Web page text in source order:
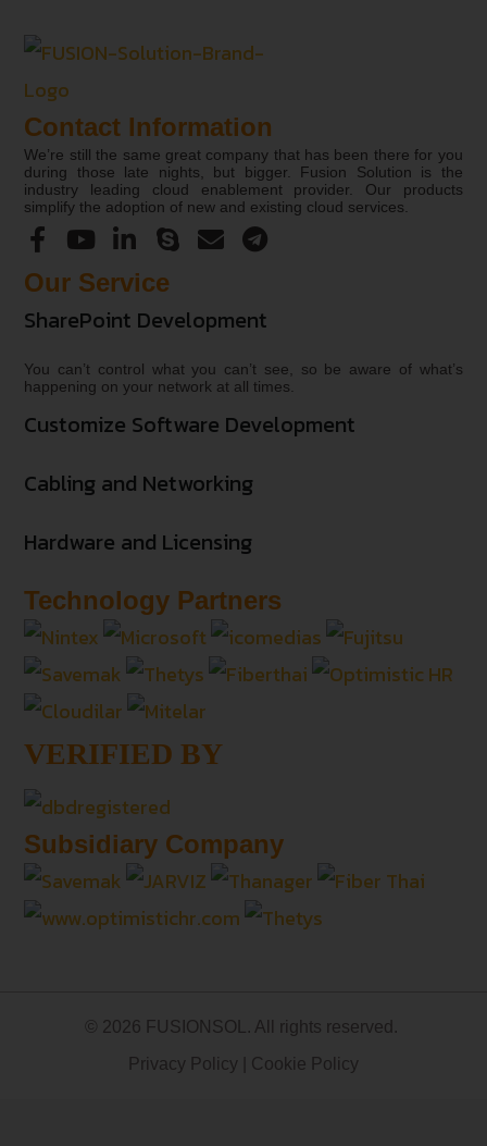
Contact Information
We’re still the same great company that has been there for you
during those late nights, but bigger. Fusion Solution is the
industry leading cloud enablement provider. Our products
simplify the adoption of new and existing cloud services.
Our Service
SharePoint Development
You can’t control what you can’t see, so be aware of what’s
happening on your network at all times.
Customize Software Development
Cabling and Networking
Hardware and Licensing
Technology Partners
VERIFIED BY
Subsidiary Company
© 2026 FUSIONSOL. All rights reserved.
Privacy Policy
Cookie Policy